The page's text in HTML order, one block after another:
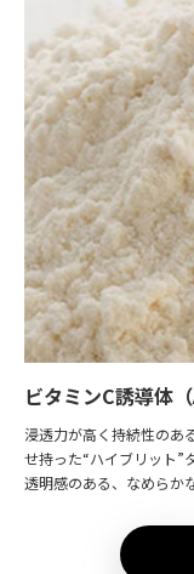
ビタミンC誘導体（
浸透力が高く持続性のあ
せ持った“ハイブリット”
透明感のある、なめらか